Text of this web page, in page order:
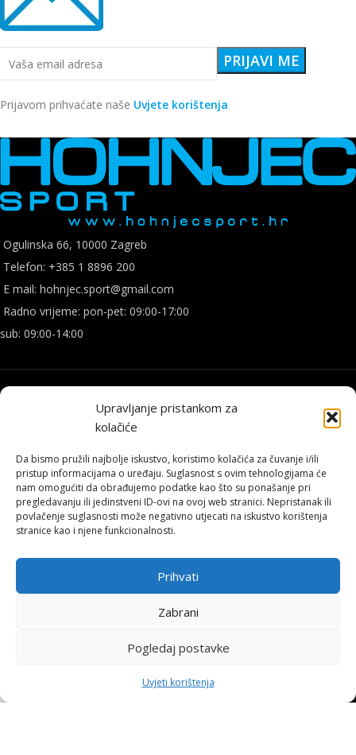
Upravljanje pristankom za
kolačiće
Da bismo pružili najbolje iskustvo, koristimo kolačića za čuvanje i/ili
pristup informacijama o uređaju. Suglasnost s ovim tehnologijama će
nam omogućiti da obrađujemo podatke kao što su ponašanje pri
pregledavanju ili jedinstveni ID-ovi na ovoj web stranici. Nepristanak ili
povlačenje suglasnosti može negativno utjecati na iskustvo korištenja
stranice kao i njene funkcionalnosti.
Prihvati
Zabrani
Pogledaj postavke
Uvjeti korištenja
Prijavom prihvaćate naše Uvjete korištenja
Ogulinska 66, 10000 Zagreb
Telefon: +385 1 8896 200
E mail: hohnjec.sport@gmail.com
Radno vrijeme: pon-pet: 09:00-17:00
sub: 09:00-14:00
Hohnjec Sport je jedini ovlašteni Shimano servisni centar u Hrvatskoj.
Naručite se već danas i osigurajte originalne rezervne dijelove i
vrhunsku, certificiranu uslugu.
ONLINE KUPNJA
Uvjeti poslovanja
Povrat i reklamacije
Zaštita osobnih podataka
Platforma za online rješavanje sporova